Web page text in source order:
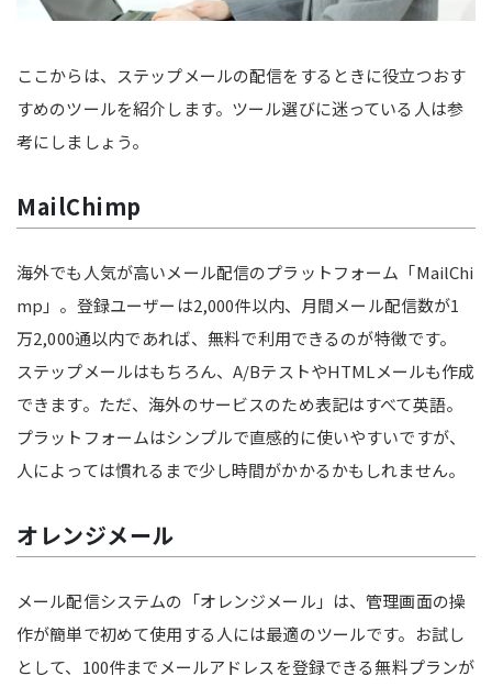
ここからは、ステップメールの配信をするときに役立つおす
すめのツールを紹介します。ツール選びに迷っている人は参
考にしましょう。
MailChimp
海外でも人気が高いメール配信のプラットフォーム「MailChi
mp」。登録ユーザーは2,000件以内、月間メール配信数が1
万2,000通以内であれば、無料で利用できるのが特徴です。
ステップメールはもちろん、A/BテストやHTMLメールも作成
できます。ただ、海外のサービスのため表記はすべて英語。
プラットフォームはシンプルで直感的に使いやすいですが、
人によっては慣れるまで少し時間がかかるかもしれません。
オレンジメール
メール配信システムの「オレンジメール」は、管理画面の操
作が簡単で初めて使用する人には最適のツールです。お試し
として、100件までメールアドレスを登録できる無料プランが